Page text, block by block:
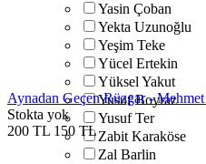
Yasin Çoban
Yekta Uzunoğlu
Yeşim Teke
Yücel Ertekin
Yüksel Yakut
Yusuf Boyraz
Yusuf Ter
Zabit Karaköse
Zal Barlin
Aynadan Geçen Rüzgar -
Stokta yok
200 TL 150 TL